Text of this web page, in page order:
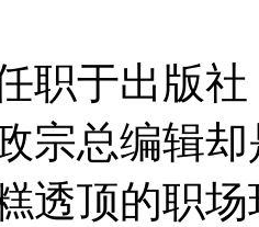
职于出版
宗总编辑
透顶的职